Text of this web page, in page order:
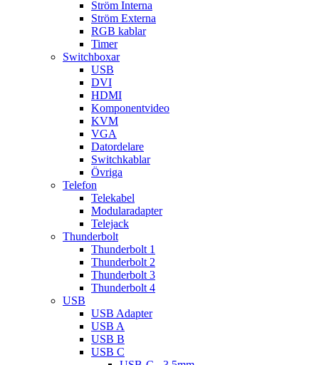
Ström Interna
Ström Externa
RGB kablar
Timer
Switchboxar
USB
DVI
HDMI
Komponentvideo
KVM
VGA
Datordelare
Switchkablar
Övriga
Telefon
Telekabel
Modularadapter
Telejack
Thunderbolt
Thunderbolt 1
Thunderbolt 2
Thunderbolt 3
Thunderbolt 4
USB
USB Adapter
USB A
USB B
USB C